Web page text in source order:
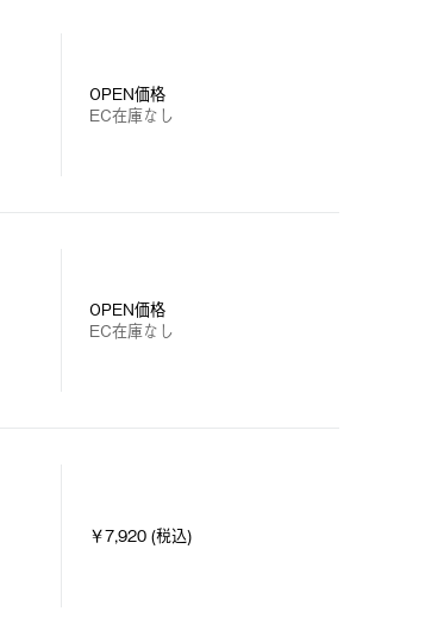
OPEN価格
EC在庫なし
OPEN価格
EC在庫なし
￥7,920 (税込)